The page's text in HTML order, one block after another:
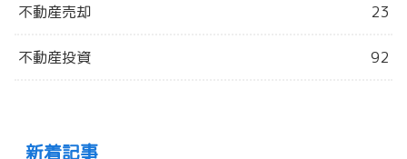
不動産売却 23
不動産投資 92
新着記事